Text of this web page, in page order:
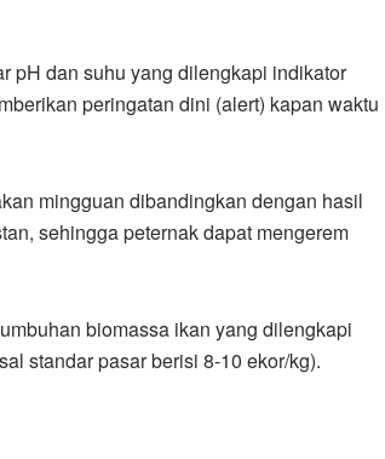
pH dan suhu yang dilengkapi indikator
peringatan dini (alert) kapan waktu
mingguan dibandingkan dengan hasil
sehingga peternak dapat mengerem
biomassa ikan yang dilengkapi
standar pasar berisi 8-10 ekor/kg).